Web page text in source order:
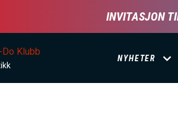
INVITASJON
Klubb
D
NYHETER